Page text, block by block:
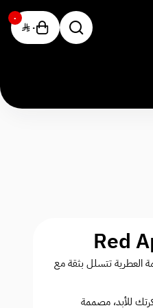
٠
٠
العطرية تتسلل بثقة مع
للأبد، مصممة